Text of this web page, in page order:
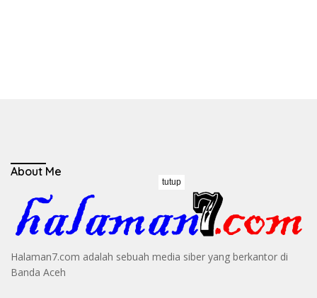
About Me
Halaman7.com adalah sebuah media siber yang berkantor di
Banda Aceh
tutup